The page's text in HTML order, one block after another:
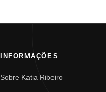
INFORMAÇÕES
Sobre Katia Ribeiro